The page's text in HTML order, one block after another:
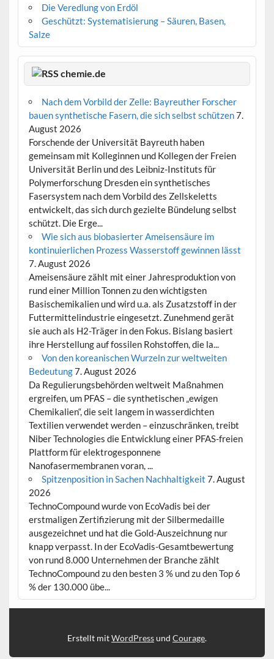
Die Veredlung von Erdöl
Geschützt: Systematisierung – Säuren, Basen,
Salze
chemie.de
Nach dem Vorbild der Zelle: Bayreuther Forscher
bauen synthetische Fasern, die sich selbst schützen7.
August 2026
Forschende der Universität Bayreuth haben
gemeinsam mit Kolleginnen und Kollegen der Freien
Universität Berlin und des Leibniz-Instituts für
Polymerforschung Dresden ein synthetisches
Fasersystem nach dem Vorbild des Zellskeletts
entwickelt, das sich durch gezielte Bündelung selbst
schützt. Die Erge...
Wie sich aus biobasierter Ameisensäure im
kontinuierlichen Prozess Wasserstoff gewinnen lässt
7. August 2026
Ameisensäure zählt mit einer Jahresproduktion von
rund einer Million Tonnen zu den wichtigsten
Basischemikalien und wird u.a. als Zusatzstoff in der
Futtermittelindustrie eingesetzt. Zunehmend gerät
sie auch als H2-Träger in den Fokus. Bislang basiert
ihre Herstellung auf fossilen Rohstoffen, die la...
Von den koreanischen Wurzeln zur weltweiten
Bedeutung7. August 2026
Da Regulierungsbehörden weltweit Maßnahmen
ergreifen, um PFAS – die synthetischen „ewigen
Chemikalien“, die seit langem in wasserdichten
Textilien verwendet werden – einzuschränken, treibt
Niber Technologies die Entwicklung einer PFAS-freien
Plattform für elektrogesponnene
Nanofasermembranen voran, ...
Spitzenposition in Sachen Nachhaltigkeit 7. August
2026
TechnoCompound wurde von EcoVadis bei der
erstmaligen Zertifizierung mit der Silbermedaille
ausgezeichnet und hat die Gold-Auszeichnung nur
knapp verpasst. In der EcoVadis-Gesamtbewertung
von rund 8.000 Unternehmen der Branche zählt
TechnoCompound zu den besten 3 % und zu den Top 6
% der 130.000 übe...
Erstellt mitWordPressund Courage.